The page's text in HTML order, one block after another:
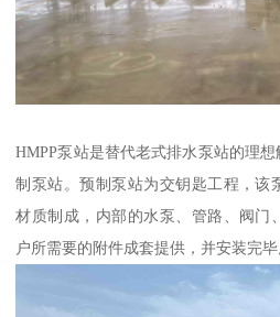
HMPP泵站是替代老式排水泵站的理
制泵站。预制泵站为交钥匙工程，该
材质制成，内部的水泵、管路、阀门
户所需要的附件成套提供，并安装完毕